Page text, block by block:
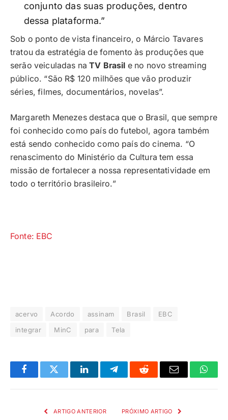
conjunto das suas produções, dentro
dessa plataforma.”
Sob o ponto de vista financeiro, o Márcio Tavares
tratou da estratégia de fomento às produções que
serão veiculadas naTV Brasil e no novo streaming
público. “São R$ 120 milhões que vão produzir
séries, filmes, documentários, novelas”.
Margareth Menezes destaca que o Brasil, que sempre
foi conhecido como país do futebol, agora também
está sendo conhecido como país do cinema. “O
renascimento do Ministério da Cultura tem essa
missão de fortalecer a nossa representatividade em
todo o território brasileiro.”
Fonte: EBC
acervo Acordo assinam Brasil
EBC
integrar
MinC para Tela
FacebookTwitter LinkedInTelegramaReddit
E-
ARTIGO ANTERIOR PRÓXIMO ARTIGO